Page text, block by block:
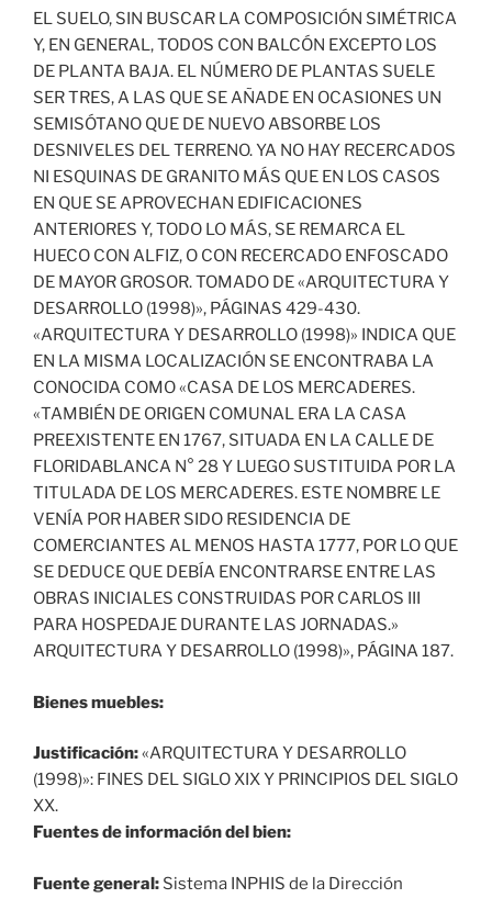
EL SUELO, SIN BUSCAR LA COMPOSICIÓN SIMÉTRICA
Y, EN GENERAL, TODOS CON BALCÓN EXCEPTO LOS
DE PLANTA BAJA. EL NÚMERO DE PLANTAS SUELE
SER TRES, A LAS QUE SE AÑADE EN OCASIONES UN
SEMISÓTANO QUE DE NUEVO ABSORBE LOS
DESNIVELES DEL TERRENO. YA NO HAY RECERCADOS
NI ESQUINAS DE GRANITO MÁS QUE EN LOS CASOS
EN QUE SE APROVECHAN EDIFICACIONES
ANTERIORES Y, TODO LO MÁS, SE REMARCA EL
HUECO CON ALFIZ, O CON RECERCADO ENFOSCADO
DE MAYOR GROSOR. TOMADO DE «ARQUITECTURA Y
DESARROLLO (1998)», PÁGINAS 429-430.
«ARQUITECTURA Y DESARROLLO (1998)» INDICA QUE
EN LA MISMA LOCALIZACIÓN SE ENCONTRABA LA
CONOCIDA COMO «CASA DE LOS MERCADERES.
«TAMBIÉN DE ORIGEN COMUNAL ERA LA CASA
PREEXISTENTE EN 1767, SITUADA EN LA CALLE DE
FLORIDABLANCA N° 28 Y LUEGO SUSTITUIDA POR LA
TITULADA DE LOS MERCADERES. ESTE NOMBRE LE
VENÍA POR HABER SIDO RESIDENCIA DE
COMERCIANTES AL MENOS HASTA 1777, POR LO QUE
SE DEDUCE QUE DEBÍA ENCONTRARSE ENTRE LAS
OBRAS INICIALES CONSTRUIDAS POR CARLOS III
PARA HOSPEDAJE DURANTE LAS JORNADAS.»
ARQUITECTURA Y DESARROLLO (1998)», PÁGINA 187.
Bienes muebles:
Justificación:«ARQUITECTURA Y DESARROLLO
(1998)»: FINES DEL SIGLO XIX Y PRINCIPIOS DEL SIGLO
XX.
Fuentes de información del bien:
Fuente general: Sistema INPHIS de la Dirección